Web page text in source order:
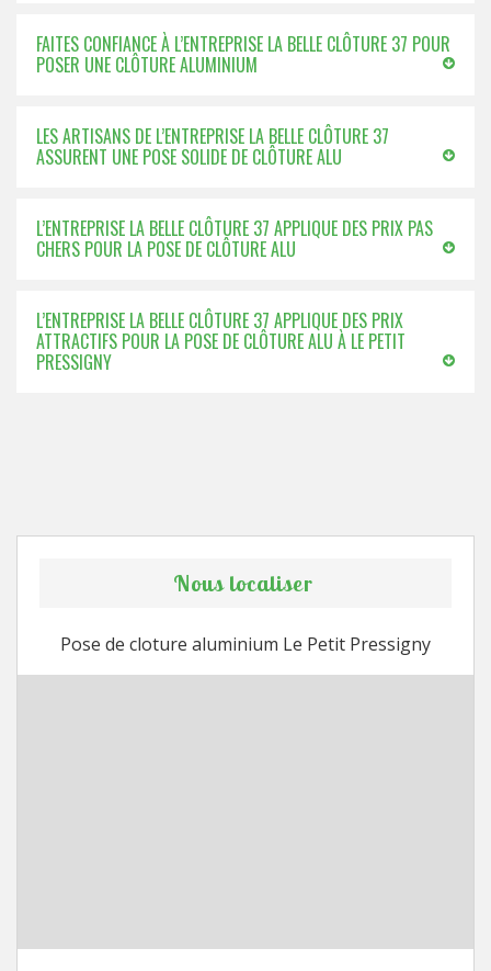
FAITES CONFIANCE À L’ENTREPRISE LA BELLE CLÔTURE 37 POUR
POSER UNE CLÔTURE ALUMINIUM
LES ARTISANS DE L’ENTREPRISE LA BELLE CLÔTURE 37
ASSURENT UNE POSE SOLIDE DE CLÔTURE ALU
L’ENTREPRISE LA BELLE CLÔTURE 37 APPLIQUE DES PRIX PAS
CHERS POUR LA POSE DE CLÔTURE ALU
L’ENTREPRISE LA BELLE CLÔTURE 37 APPLIQUE DES PRIX
ATTRACTIFS POUR LA POSE DE CLÔTURE ALU À LE PETIT
PRESSIGNY
Nous localiser
Pose de cloture aluminium Le Petit Pressigny